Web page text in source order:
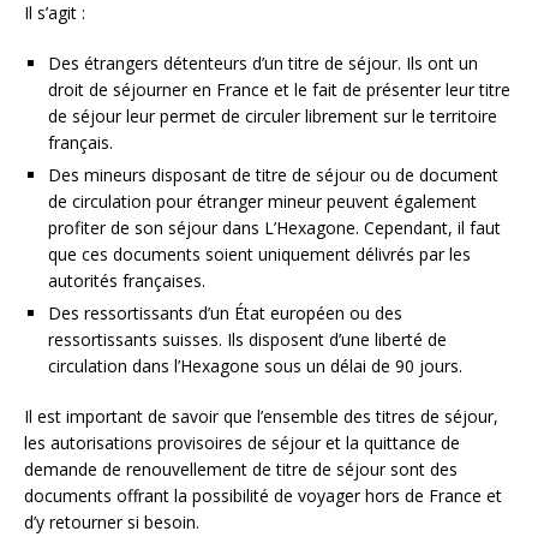
Il s’agit :
Des étrangers détenteurs d’un titre de séjour. Ils ont un
droit de séjourner en France et le fait de présenter leur titre
de séjour leur permet de circuler librement sur le territoire
français.
Des mineurs disposant de titre de séjour ou de document
de circulation pour étranger mineur peuvent également
profiter de son séjour dans L’Hexagone. Cependant, il faut
que ces documents soient uniquement délivrés par les
autorités françaises.
Des ressortissants d’un État européen ou des
ressortissants suisses. Ils disposent d’une liberté de
circulation dans l’Hexagone sous un délai de 90 jours.
Il est important de savoir que l’ensemble des titres de séjour,
les autorisations provisoires de séjour et la quittance de
demande de renouvellement de titre de séjour sont des
documents offrant la possibilité de voyager hors de France et
d’y retourner si besoin.